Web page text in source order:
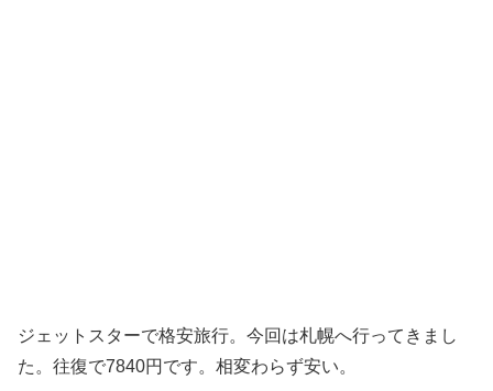
ジェットスターで格安旅行。今回は札幌へ行ってきまし
た。往復で7840円です。相変わらず安い。